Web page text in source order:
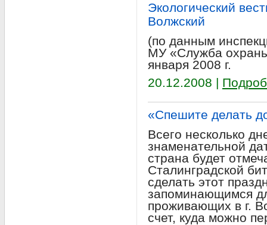
Экологический
Волжский
(по данным
МУ «Служба
января 2008 г.
20.12.2008 |
«Спешите делать
Всего несколько
знаменательной
страна будет
Сталинградской
сделать этот
запоминающимся
проживающих в г.
счет, куда можно